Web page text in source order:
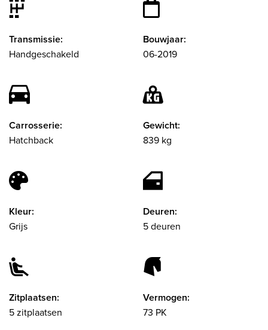
Transmissie:
Handgeschakeld
Bouwjaar:
06-2019
Carrosserie:
Hatchback
Gewicht:
839 kg
Kleur:
Grijs
Deuren:
5 deuren
Zitplaatsen:
5 zitplaatsen
Vermogen:
73 PK